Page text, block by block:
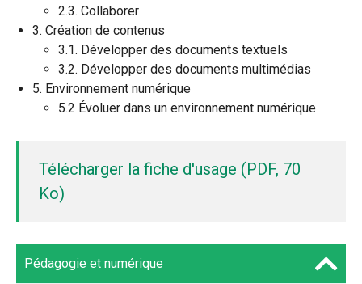
2.3. Collaborer
3. Création de contenus
3.1. Développer des documents textuels
3.2. Développer des documents multimédias
5. Environnement numérique
5.2 Évoluer dans un environnement numérique
Télécharger la fiche d'usage (PDF, 70
Ko)
Pédagogie et numérique